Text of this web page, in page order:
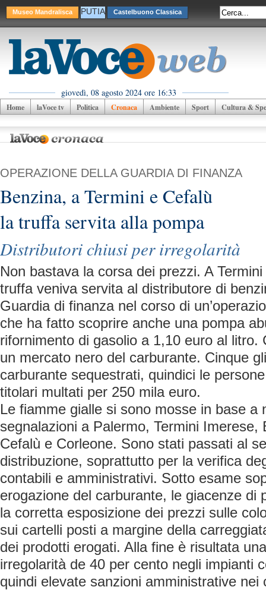
Museo Mandralisca PUTIA Castelbuono Classica
giovedì, 08 agosto 2024 ore 16:33
Home laVoce tv Politica Cronaca Ambiente Sport Cultura &
OPERAZIONE DELLA GUARDIA DI FINANZA
Benzina, a Termini e Cefalù
la truffa servita alla pompa
Distributori chiusi per irregolarità
Non bastava la corsa dei prezzi. A
truffa veniva servita al distributore di
Guardia di finanza nel corso di
che ha fatto scoprire anche una pompa
rifornimento di gasolio a 1,10 euro al litro.
un mercato nero del carburante. Cinque
carburante sequestrati, quindici le
titolari multati per 250 mila euro.
Le fiamme gialle si sono mosse in base a
segnalazioni a Palermo, Termini Imerese,
Cefalù e Corleone. Sono stati passati al
distribuzione, soprattutto per la verifica
contabili e amministrativi. Sotto esame
erogazione del carburante, le giacenze di
la corretta esposizione dei prezzi sulle
sui cartelli posti a margine della
dei prodotti erogati. Alla fine è risultata
irregolarità de 40 per cento negli impianti
quindi elevate sanzioni amministrative nei